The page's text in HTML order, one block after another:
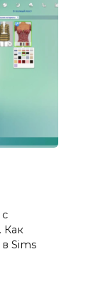
Как
Sims